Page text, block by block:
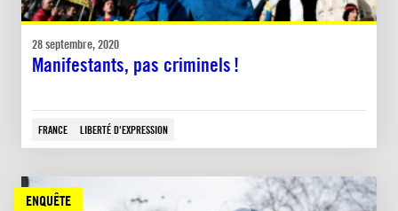
28 septembre, 2020
Manifestants, pas criminels !
FRANCE LIBERTÉ D'EXPRESSION
ENQUÊTE